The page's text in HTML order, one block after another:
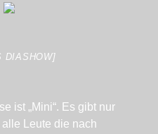
DIASHOW]
ist „Mini“. Es gibt nur
Leute die nach